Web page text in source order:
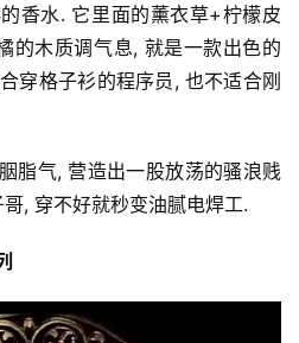
香水. 它里面的薰衣草+柠檬皮
的木质调气息, 就是一款出色的
穿格子衫的程序员, 也不适合刚
脂气, 营造出一股放荡的骚浪贱
, 穿不好就秒变油腻电焊工.